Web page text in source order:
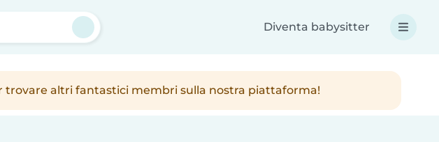
Diventa babysitter
altri fantastici membri sulla nostra piattaforma!